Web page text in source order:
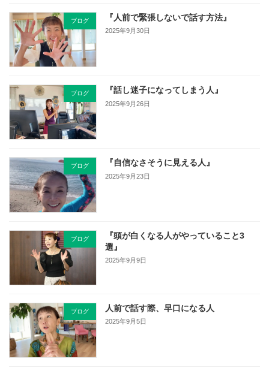
ブログ 『人前で緊張しないで話す方法』
2025年9月30日
ブログ 『話し迷子になってしまう人』
2025年9月26日
ブログ 『自信なさそうに見える人』
2025年9月23日
ブログ
『頭が白くなる人がやっていること3
選』
2025年9月9日
ブログ 人前で話す際、早口になる人
2025年9月5日